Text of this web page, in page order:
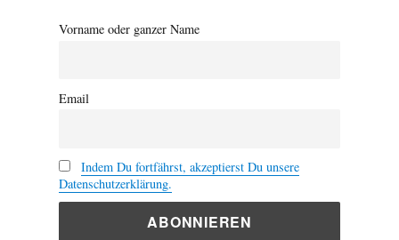
Vorname oder ganzer Name
Email
Indem Du fortfährst, akzeptierst Du unsere
Datenschutzerklärung.